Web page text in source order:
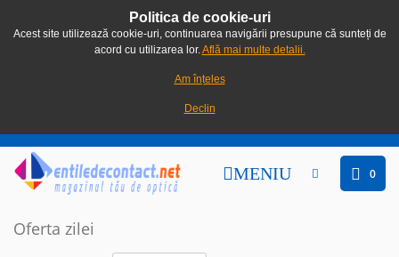
Politica de cookie-uri
Acest site utilizează cookie-uri, continuarea navigării presupune că sunteți de
acord cu utilizarea lor.Află mai multe detalii.
Am înțeles
Declin
0
MENIU
Oferta zilei